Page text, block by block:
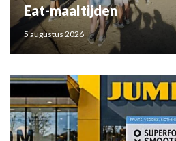
Eat-maaltijden
5 augustus 2026